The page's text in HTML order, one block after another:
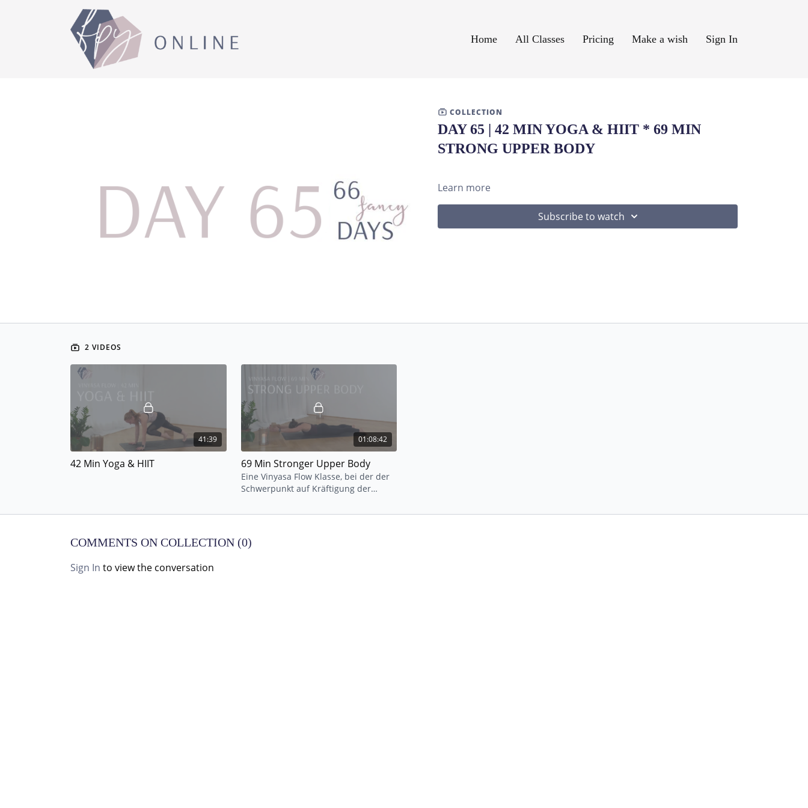
Home All Classes Pricing Make a wish Sign In
COLLECTION
DAY 65 | 42 MIN YOGA & HIIT * 69 MIN
STRONG UPPER BODY
Learn more
Subscribe to watch
2 VIDEOS
41:39
42 Min Yoga & HIIT
01:08:42
69 Min Stronger Upper Body
Eine Vinyasa Flow Klasse, bei der der
Schwerpunkt auf Kräftigung der
COMMENTS ON COLLECTION (0)
Sign In to view the conversation